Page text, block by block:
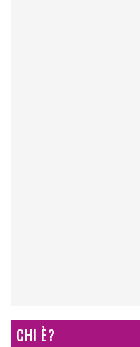
CHI È?